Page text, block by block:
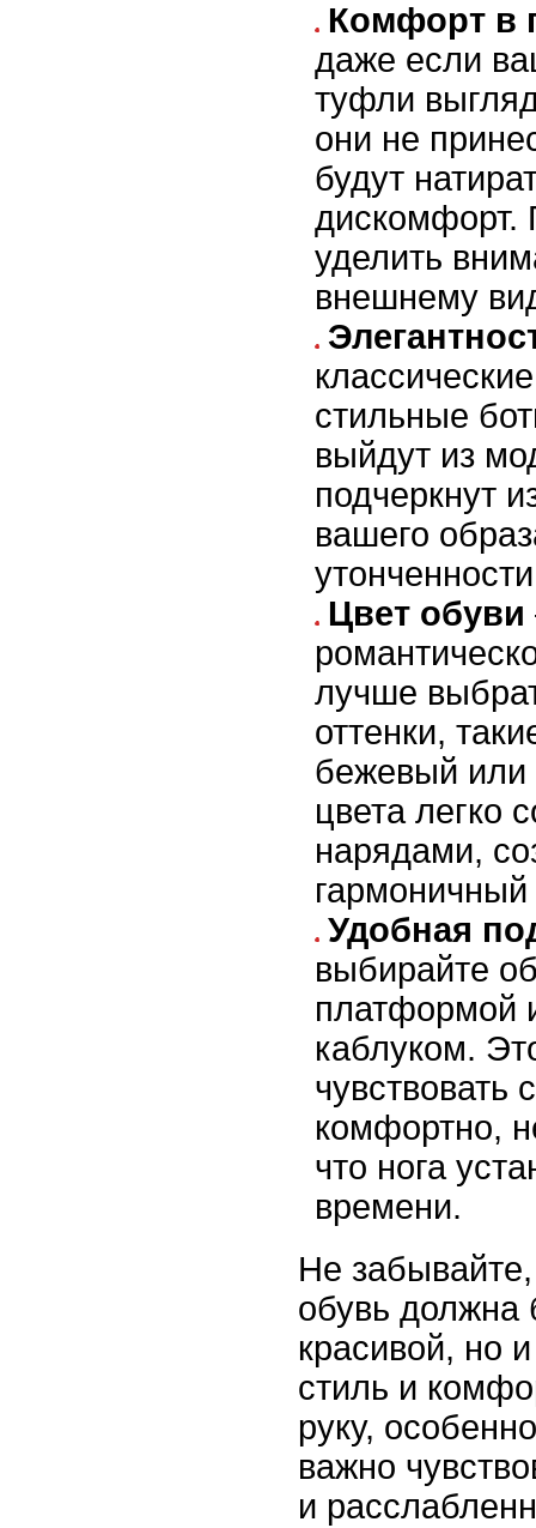
Комфорт в
даже если
туфли
они не
будут
дискомфорт.
уделить
внешнему
стильные
выйдут из
подчеркнут
вашего
Цвет обуви
лучше
оттенки,
бежевый или
цвета легко
нарядами,
гармоничный
Удобная
выбирайте
платформой
каблуком.
чувствовать
комфортно,
что нога
времени.
Не
обувь должна
красивой, но
стиль и
руку,
важно
и